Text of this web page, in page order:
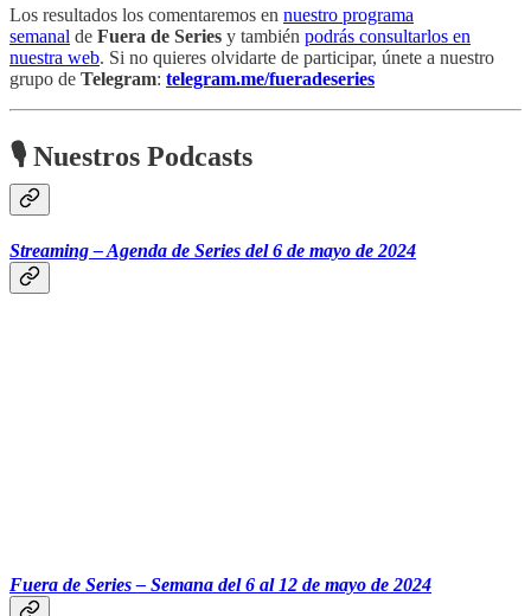
Los resultados los comentaremos en nuestro programa
semanal de Fuera de Series y también podrás consultarlos en
nuestra web. Si no quieres olvidarte de participar, únete a nuestro
grupo de Telegram: telegram.me/fueradeseries
🎙 Nuestros Podcasts
Streaming – Agenda de Series del 6 de mayo de 2024
Fuera de Series – Semana del 6 al 12 de mayo de 2024